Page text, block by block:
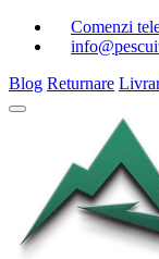
Comenzi
Blog Returnare